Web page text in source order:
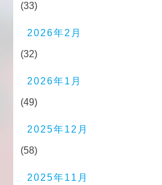
(33)
2026年2月
(32)
2026年1月
(49)
2025年12月
(58)
2025年11月